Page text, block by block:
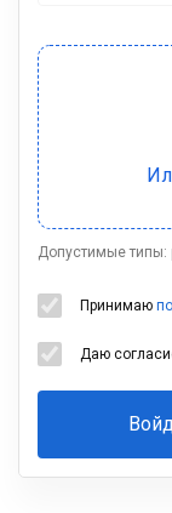
Допустимые типы:
Принимаю
Даю
Ваша